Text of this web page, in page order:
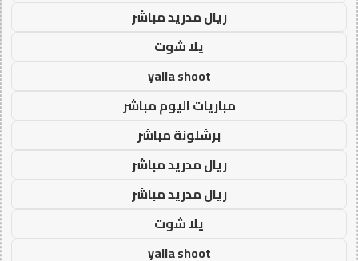
ريال مدريد مباشر
يلا شوت
yalla shoot
مباريات اليوم مباشر
برشلونة مباشر
ريال مدريد مباشر
ريال مدريد مباشر
يلا شوت
yalla shoot